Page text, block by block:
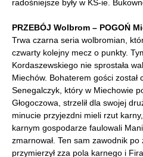
radośniejsze były w KS-ie.
PRZEBÓJ Wolbrom – POGOŃ
Trwa czarna seria wolbromian,
czwarty kolejny mecz o punkty.
Kordaszewskiego nie sprostała
Miechów. Bohaterem gości został
Senegalczyk, który w Miechowie
Głogoczowa, strzelił dla swojej
minucie przyjezdni mieli rzut
karnym gospodarze faulowali
zmarnował. Ten sam zawodnik
przymierzył zza pola karnego i